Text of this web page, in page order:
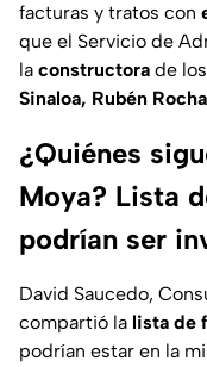
facturas y tratos con
que el Servicio de
la constructora de los
Sinaloa, Rubén
¿Quiénes
Moya? Lista
podrían ser
David Saucedo,
compartió la lista de
podrían estar en la